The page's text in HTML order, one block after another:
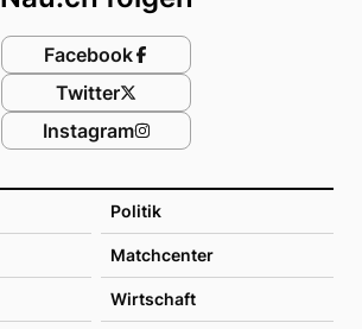
Politik
Matchcenter
Wirtschaft
Facebook
Twitter
Instagram